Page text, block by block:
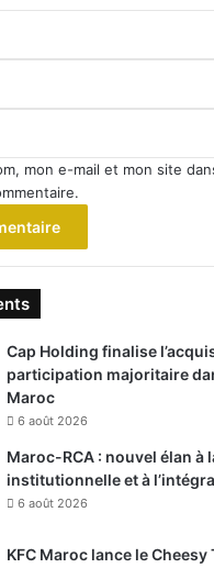
mon e-mail et mon site
Cap Holding finalise
participation majoritaire
Maroc
6 août 2026
Maroc-RCA : nouvel élan à
institutionnelle et à
6 août 2026
KFC Maroc lance le Cheesy